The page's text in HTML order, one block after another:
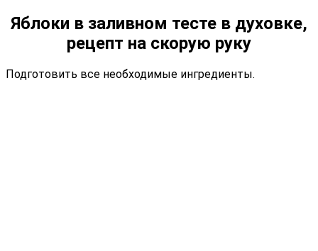
Яблоки в заливном тесте в духовке,
рецепт на скорую руку
Подготовить все необходимые ингредиенты.